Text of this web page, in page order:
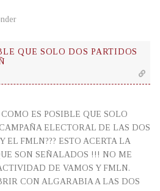
QUE SOLO DOS PARTIDOS
ES POSIBLE QUE SOLO
ELECTORAL DE LAS DOS
EL FMLN??? ESTO ACERTA LA
SON SEÑALADOS !!! NO ME
DE VAMOS Y FMLN.
CON ALGARABIA A LAS DOS